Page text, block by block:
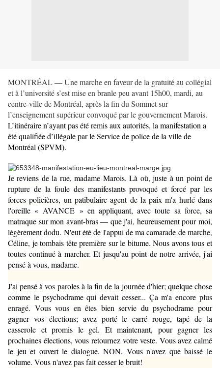
MONTRÉAL — Une marche en faveur de la gratuité au collégial
et à l’université s’est mise en branle peu avant 15h00, mardi, au
centre-ville de Montréal, après la fin du Sommet sur
l’enseignement supérieur convoqué par le gouvernement Marois.
L’itinéraire n’ayant pas été remis aux autorités, la manifestation a
été qualifiée d’illégale par le Service de police de la ville de
Montréal (SPVM).
Je reviens de la rue, madame Marois. Là où, juste à un point de
rupture de la foule des manifestants provoqué et forcé par les
forces policières, un patibulaire agent de la paix m'a hurlé dans
l'oreille « AVANCE » en appliquant, avec toute sa force, sa
matraque sur mon avant-bras — que j'ai, heureusement pour moi,
légèrement dodu. N'eut été de l'appui de ma camarade de marche,
Céline, je tombais tête première sur le bitume. Nous avons tous et
toutes continué à marcher. Et jusqu'au point de notre arrivée, j'ai
pensé à vous, madame.
J'ai pensé à vos paroles à la fin de la journée d'hier; quelque chose
comme le psychodrame qui devait cesser... Ça m'a encore plus
enragé. Vous vous en êtes bien servie du psychodrame pour
gagner vos élections; avez porté le carré rouge, tapé de la
casserole et promis le gel. Et maintenant, pour gagner les
prochaines élections, vous retournez votre veste. Vous avez calmé
le jeu et ouvert le dialogue. NON. Vous n'avez que baissé le
volume. Vous n'avez pas fait cesser le bruit!